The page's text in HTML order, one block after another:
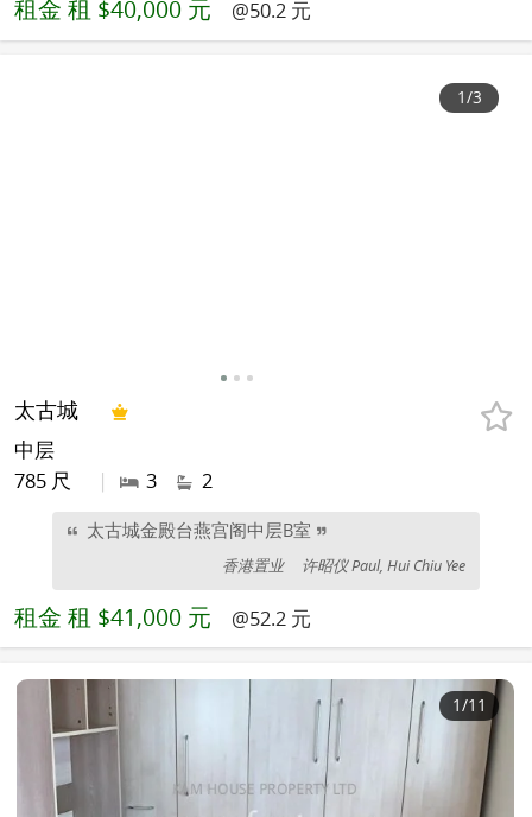
租金 租 $40,000 元 @50.2 元
1/3
太古城
中层
785 尺
| 3 2
太古城金殿台燕宫阁中层B室
香港置业 许昭仪 Paul, Hui Chiu Yee
租金 租 $41,000 元 @52.2 元
1/11